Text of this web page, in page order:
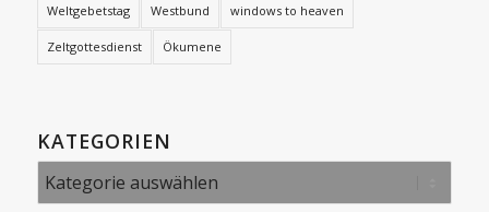
Weltgebetstag Westbund windows to heaven
Zeltgottesdienst Ökumene
KATEGORIEN
Kategorien